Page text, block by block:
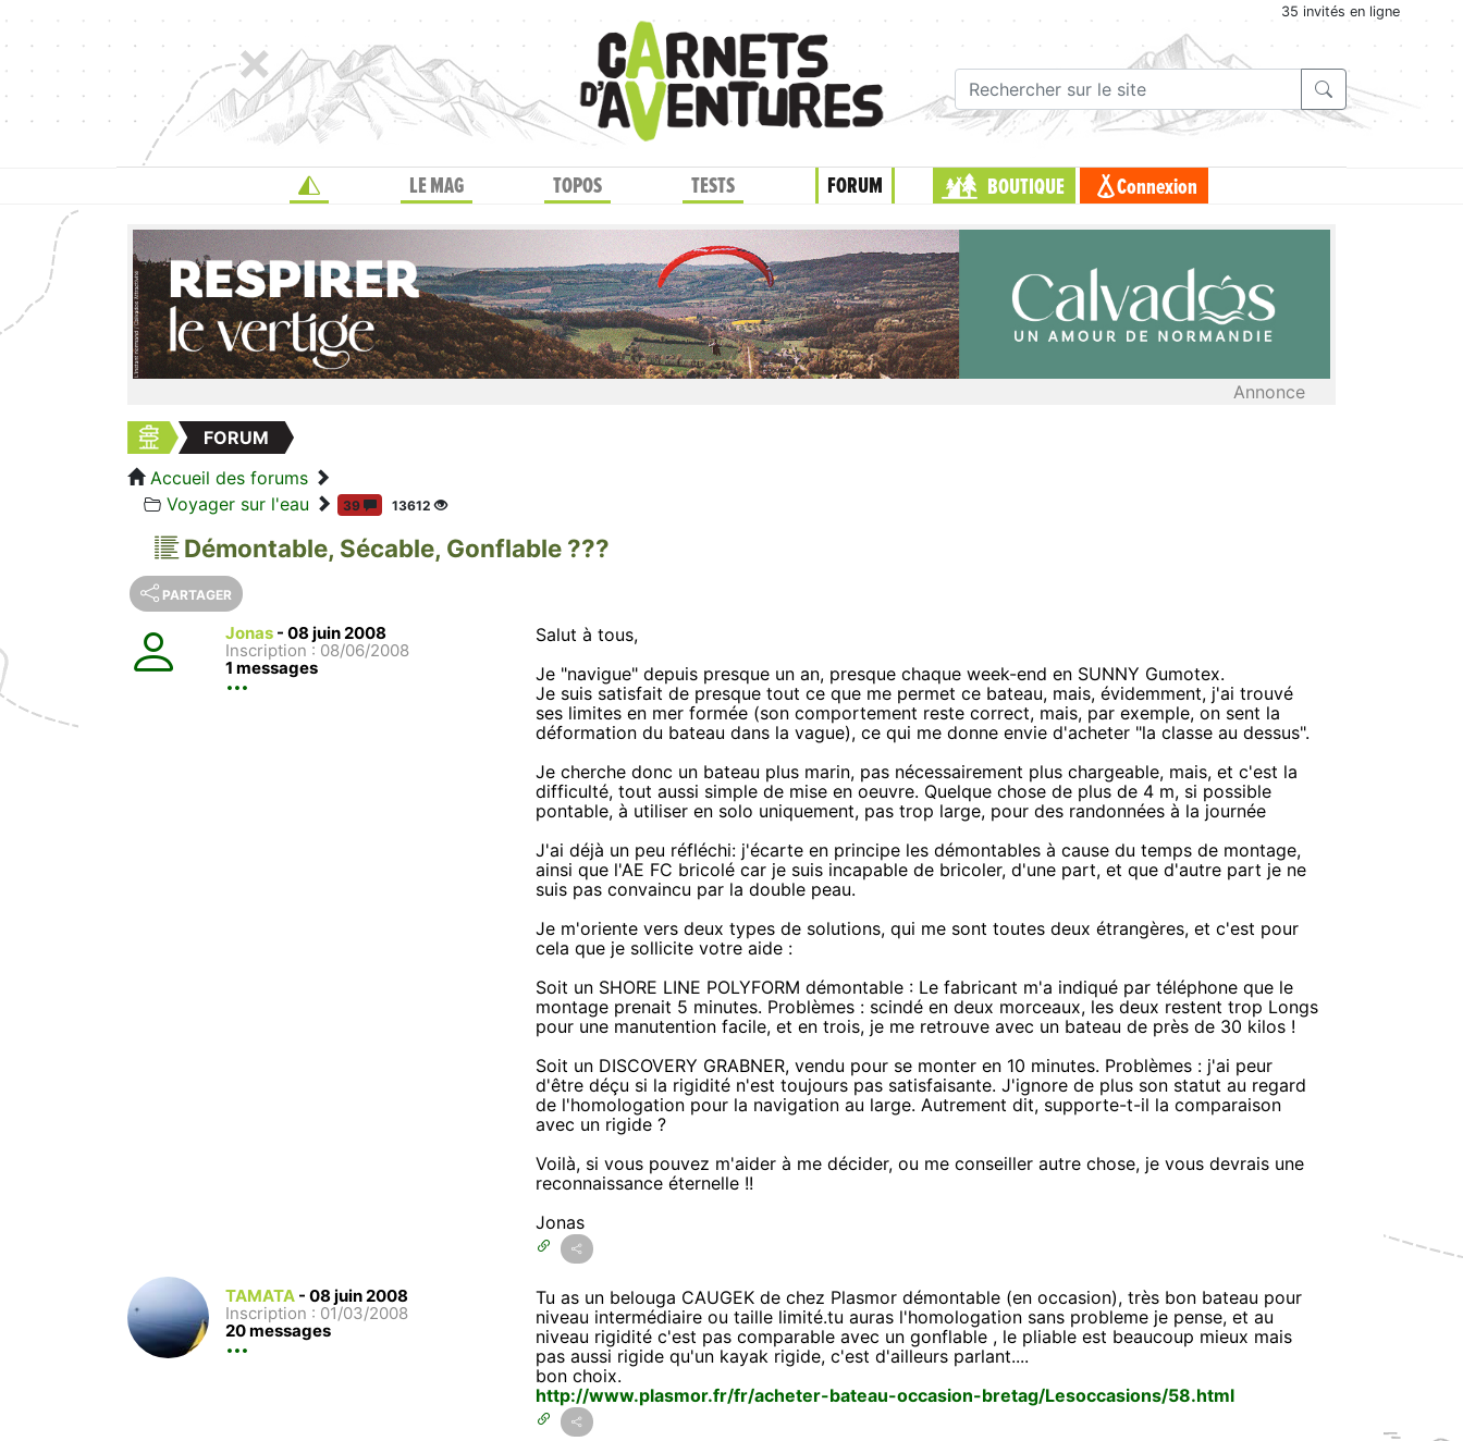
35 invités en ligne
LE MAG TOPOS TESTS FORUM BOUTIQUE Connexion
Annonce
FORUM
Accueil des forums
Voyager sur l'eau
39 13612
Démontable, Sécable, Gonflable ???
PARTAGER
Jonas - 08 juin 2008
Inscription : 08/06/2008
1 messages
Salut à tous,
Je "navigue" depuis presque un an, presque chaque week-end en SUNNY Gumotex.
Je suis satisfait de presque tout ce que me permet ce bateau, mais, évidemment, j'ai trouvé
ses limites en mer formée (son comportement reste correct, mais, par exemple, on sent la
déformation du bateau dans la vague), ce qui me donne envie d'acheter "la classe au dessus".
Je cherche donc un bateau plus marin, pas nécessairement plus chargeable, mais, et c'est la
difficulté, tout aussi simple de mise en oeuvre. Quelque chose de plus de 4 m, si possible
pontable, à utiliser en solo uniquement, pas trop large, pour des randonnées à la journée
J'ai déjà un peu réfléchi: j'écarte en principe les démontables à cause du temps de montage,
ainsi que l'AE FC bricolé car je suis incapable de bricoler, d'une part, et que d'autre part je ne
suis pas convaincu par la double peau.
Je m'oriente vers deux types de solutions, qui me sont toutes deux étrangères, et c'est pour
cela que je sollicite votre aide :
Soit un SHORE LINE POLYFORM démontable : Le fabricant m'a indiqué par téléphone que le
montage prenait 5 minutes. Problèmes : scindé en deux morceaux, les deux restent trop Longs
pour une manutention facile, et en trois, je me retrouve avec un bateau de près de 30 kilos !
Soit un DISCOVERY GRABNER, vendu pour se monter en 10 minutes. Problèmes : j'ai peur
d'être déçu si la rigidité n'est toujours pas satisfaisante. J'ignore de plus son statut au regard
de l'homologation pour la navigation au large. Autrement dit, supporte-t-il la comparaison
avec un rigide ?
Voilà, si vous pouvez m'aider à me décider, ou me conseiller autre chose, je vous devrais une
reconnaissance éternelle !!
Jonas
TAMATA - 08 juin 2008
Inscription : 01/03/2008
20 messages
Tu as un belouga CAUGEK de chez Plasmor démontable (en occasion), très bon bateau pour
niveau intermédiaire ou taille limité.tu auras l'homologation sans probleme je pense, et au
niveau rigidité c'est pas comparable avec un gonflable , le pliable est beaucoup mieux mais
pas aussi rigide qu'un kayak rigide, c'est d'ailleurs parlant....
bon choix.
http://www.plasmor.fr/fr/acheter-bateau-occasion-bretag/Lesoccasions/58.html